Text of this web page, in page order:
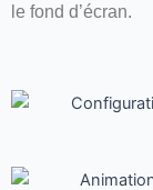
le fond d’écran.